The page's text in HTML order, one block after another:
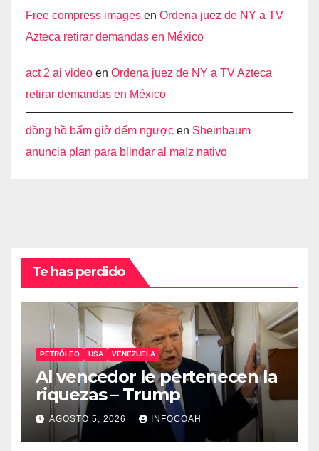
Free compress images en Ordena juez de NY a TV
Azteca retirar demandas en México
act 2 ai video en Ordena juez de NY a TV Azteca
retirar demandas en México
đồng hồ bấm giờ đếm ngược en Sheinbaum
anuncia plan para blindar al maíz nativo
Te has perdido
PETRÓLEO USA VENEZUELA
Al vencedor le pertenecen la
riquezas – Trump
AGOSTO 5, 2026 INFOCOAH